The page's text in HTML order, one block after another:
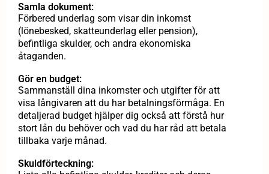
Samla dokument:
Förbered underlag som visar din inkomst
(lönebesked, skatteunderlag eller pension),
befintliga skulder, och andra ekonomiska
åtaganden.
Gör en budget:
Sammanställ dina inkomster och utgifter för att
visa långivaren att du har betalningsförmåga. En
detaljerad budget hjälper dig också att förstå hur
stort lån du behöver och vad du har råd att betala
tillbaka varje månad.
Skuldförteckning: